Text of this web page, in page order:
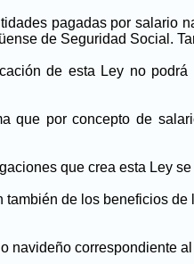
pagadas por salario
de Seguridad Social.
de esta Ley no
que por concepto de
que crea esta Ley
también de los beneficios
navideño correspondiente